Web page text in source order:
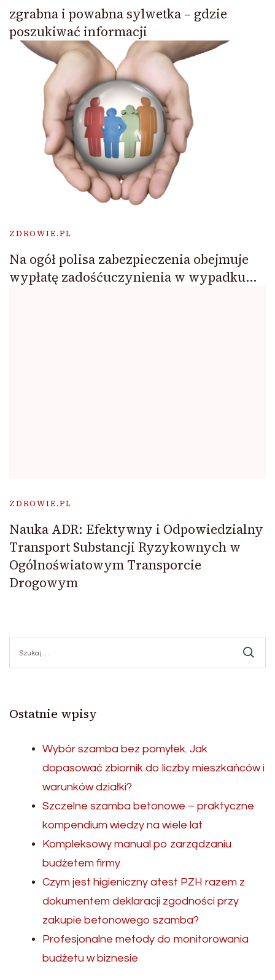
zgrabna i powabna sylwetka – gdzie
poszukiwać informacji
ZDROWIE.PL
Na ogół polisa zabezpieczenia obejmuje
wypłatę zadośćuczynienia w wypadku…
ZDROWIE.PL
Nauka ADR: Efektywny i Odpowiedzialny
Transport Substancji Ryzykownych w
Ogólnoświatowym Transporcie
Drogowym
Ostatnie wpisy
Wybór szamba bez pomyłek. Jak
dopasować zbiornik do liczby mieszkańców i
warunków działki?
Szczelne szamba betonowe – praktyczne
kompendium wiedzy na wiele lat
Kompleksowy manual po zarządzaniu
budżetem firmy
Czym jest higieniczny atest PZH razem z
dokumentem deklaracji zgodności przy
zakupie betonowego szamba?
Profesjonalne metody do monitorowania
budżetu w biznesie